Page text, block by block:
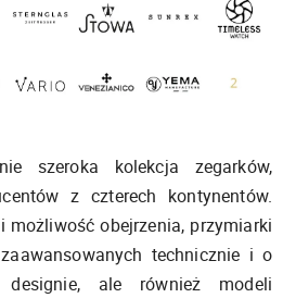
szeroka kolekcja zegarków,
z czterech kontynentów.
możliwość obejrzenia, przymiarki
technicznie i o
designie, ale również modeli